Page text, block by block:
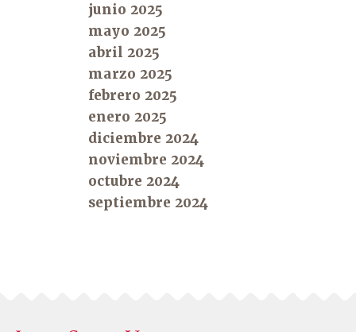
junio 2025
mayo 2025
abril 2025
marzo 2025
febrero 2025
enero 2025
diciembre 2024
noviembre 2024
octubre 2024
septiembre 2024